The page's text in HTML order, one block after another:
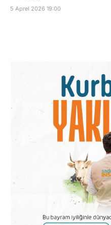
5 Aprel 2026 19:00